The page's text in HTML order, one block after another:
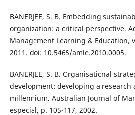
BANERJEE, S. B. Embedding
organization: a critical perspective.
Management Learning & Education,
2011. doi: 10.5465/amle.2010.0005.
BANERJEE, S. B. Organisational
development: developing a research
millennium. Australian Journal of
especial, p. 105-117, 2002.